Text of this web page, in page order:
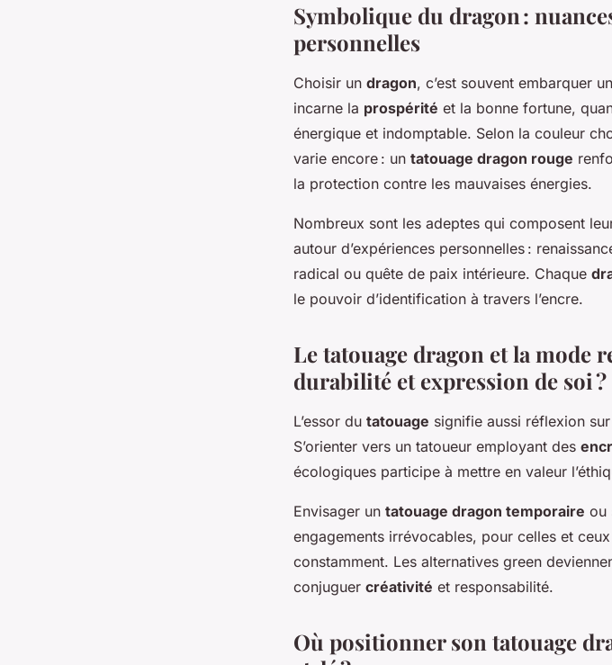
Symbolique du dragon :
personnelles
Choisir un dragon, c’est souvent embarquer
incarne la prospérité et la bonne fortune,
énergique et indomptable. Selon la couleur
varie encore : un tatouage dragon rouge
la protection contre les mauvaises énergies.
Nombreux sont les adeptes qui composent
autour d’expériences personnelles :
radical ou quête de paix intérieure. Chaque
le pouvoir d’identification à travers l’encre.
Le tatouage dragon et la mode
durabilité et expression de soi ?
L’essor du tatouage signifie aussi réflexion
S’orienter vers un tatoueur employant des
écologiques participe à mettre en valeur
Envisager un tatouage dragon temporaire ou
engagements irrévocables, pour celles et
constamment. Les alternatives green
conjuguer créativité et responsabilité.
Où positionner son tatouage